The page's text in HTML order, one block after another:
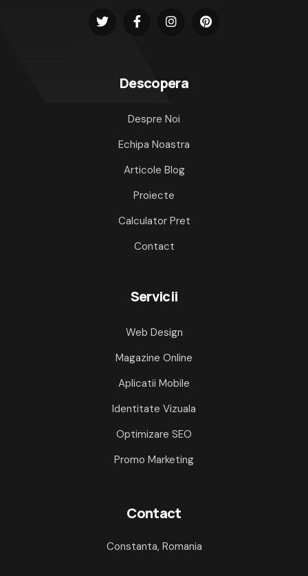
Descopera
Despre Noi
Echipa Noastra
Articole Blog
Proiecte
Calculator Pret
Contact
Servicii
Web Design
Magazine Online
Aplicatii Mobile
Identitate Vizuala
Optimizare SEO
Promo Marketing
Contact
Constanta, Romania